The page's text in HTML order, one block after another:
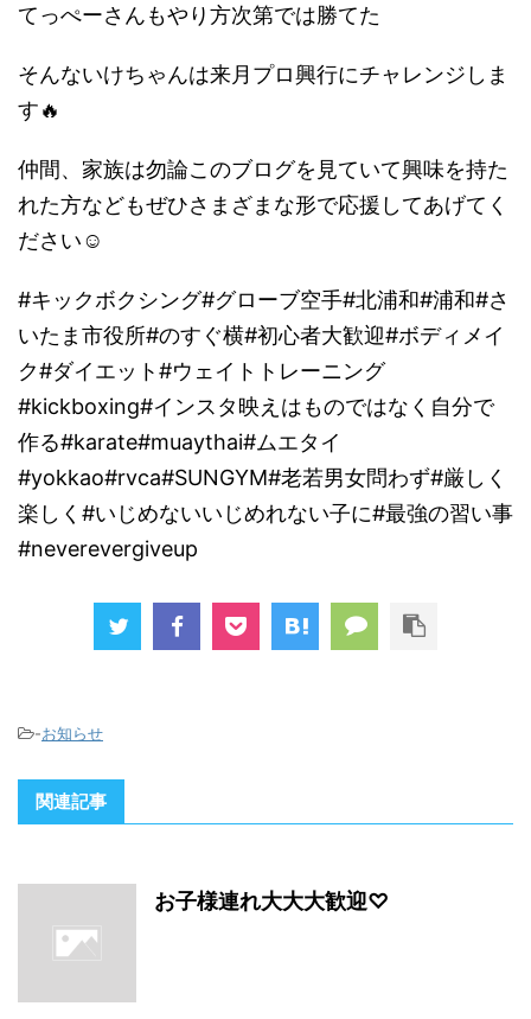
てっぺーさんもやり方次第では勝てた
そんないけちゃんは来月プロ興行にチャレンジしま
す🔥
仲間、家族は勿論このブログを見ていて興味を持た
れた方などもぜひさまざまな形で応援してあげてく
ださい☺️
#キックボクシング#グローブ空手#北浦和#浦和#さ
いたま市役所#のすぐ横#初心者大歓迎#ボディメイ
ク#ダイエット#ウェイトトレーニング
#kickboxing#インスタ映えはものではなく自分で
作る#karate#muaythai#ムエタイ
#yokkao#rvca#SUNGYM#老若男女問わず#厳しく
楽しく#いじめないいじめれない子に#最強の習い事
#neverevergiveup
-お知らせ
関連記事
お子様連れ大大大歓迎♡